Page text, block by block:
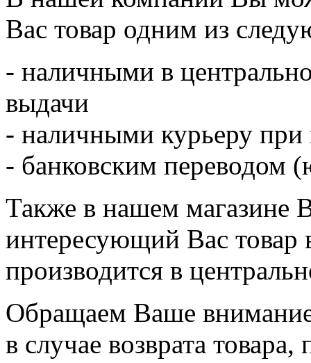
Вас товар одним из
- наличными в
выдачи
- наличными курьеру при
- банковским переводом
Также в нашем магазине
интересующий Вас товар
производится в
Обращаем Ваше
в случае возврата